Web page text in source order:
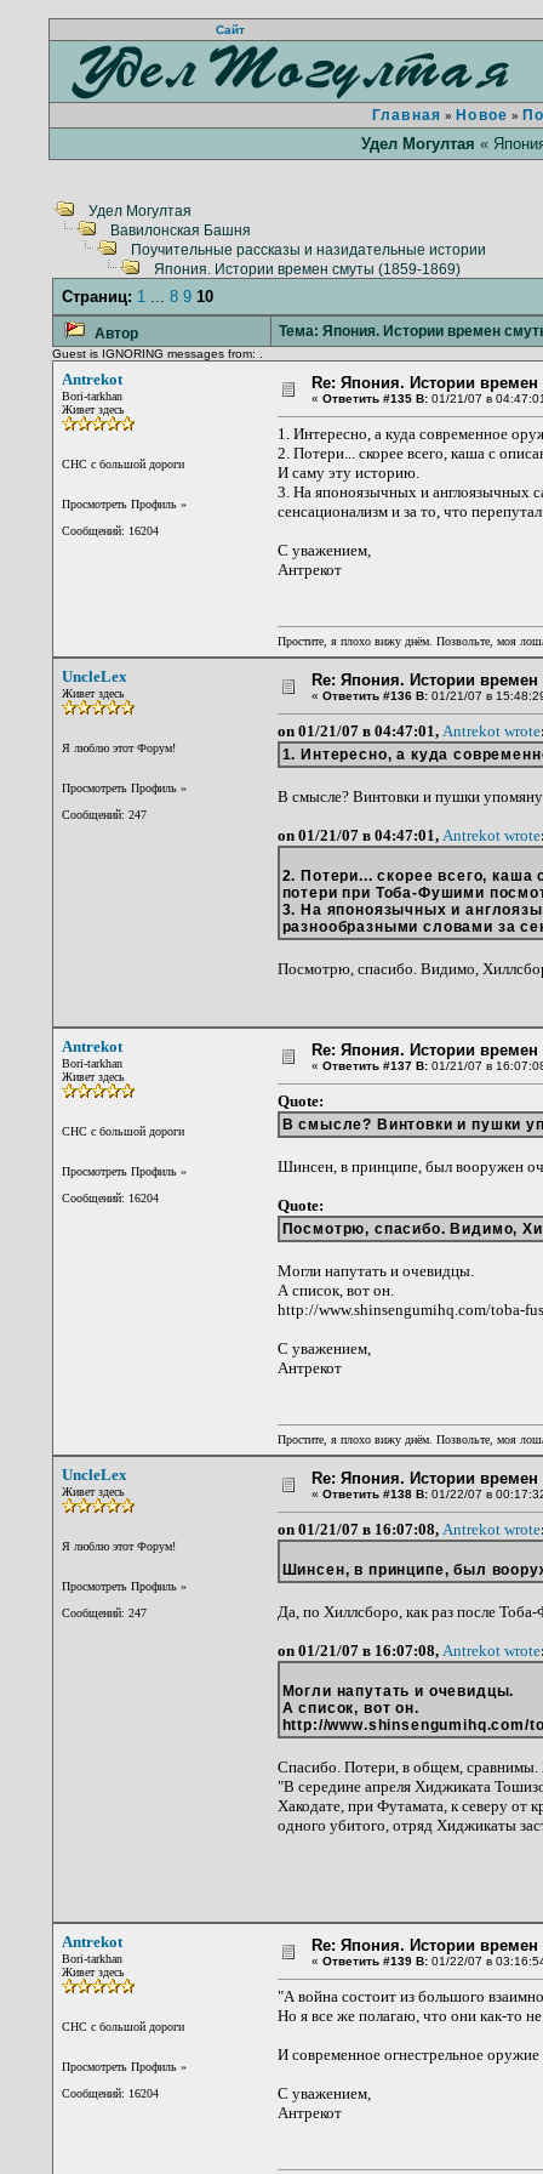
Сайт
Главная » Новое »
Удел Могултая «
Удел Могултая
Вавилонская Башня
Поучительные рассказы и назидательные истории
Япония. Истории времен смуты (1859-1869)
Страниц: 1... 8 9 10
Автор Тема: Япония. Истории времен
Guest is IGNORING messages from: .
Antrekot
Bori-tarkhan
Живет здесь
CНС с большой дороги
Просмотреть Профиль»
Сообщений: 16204
Re: Япония. Истории времен
« Ответить #135 В:01/21/07 в
1. Интересно, а куда современное
2. Потери... скорее всего, каша с
И саму эту историю.
3. На японоязычных и англоязычных
сенсационализм и за то, что перепутал
С уважением,
Антрекот
Простите, я плохо вижу днём. Позвольте, моя
UncleLex
Живет здесь
Я люблю этот Форум!
Просмотреть Профиль»
Сообщений: 247
Re: Япония. Истории времен
« Ответить #136 В:01/21/07 в
on 01/21/07 в 04:47:01, Antrekot wrote
1. Интересно, а куда
В смысле? Винтовки и пушки
on 01/21/07 в 04:47:01, Antrekot wrote
2. Потери... скорее всего,
потери при Тоба-Фушими
3. На японоязычных и
разнообразными словами за
Посмотрю, спасибо. Видимо,
Antrekot
Bori-tarkhan
Живет здесь
CНС с большой дороги
Просмотреть Профиль»
Сообщений: 16204
Re: Япония. Истории времен
« Ответить #137 В:01/21/07 в
Quote:
В смысле? Винтовки и пушки
Шинсен, в принципе, был вооружен
Quote:
Посмотрю, спасибо. Видимо,
Могли напутать и очевидцы.
А список, вот он.
http://www.shinsengumihq.com/toba-
С уважением,
Антрекот
Простите, я плохо вижу днём. Позвольте, моя
UncleLex
Живет здесь
Я люблю этот Форум!
Просмотреть Профиль»
Сообщений: 247
Re: Япония. Истории времен
« Ответить #138 В:01/22/07 в
on 01/21/07 в 16:07:08, Antrekot wrote
Шинсен, в принципе, был
Да, по Хиллсборо, как раз после
on 01/21/07 в 16:07:08, Antrekot wrote
Могли напутать и очевидцы.
А список, вот он.
http://www.shinsengumihq.com/
Спасибо. Потери, в общем, сравнимы.
"В середине апреля Хиджиката
Хакодате, при Футамата, к северу от
одного убитого, отряд Хиджикаты
Antrekot
Bori-tarkhan
Живет здесь
CНС с большой дороги
Просмотреть Профиль»
Сообщений: 16204
Re: Япония. Истории времен
« Ответить #139 В:01/22/07 в
"А война состоит из большого
Но я все же полагаю, что они как-то не
И современное огнестрельное
С уважением,
Антрекот